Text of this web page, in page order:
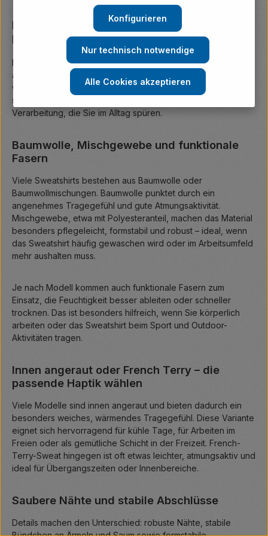
Materialien und Verarbeitung – darauf
kommt es an
Bei Sweatshirts entscheidet die Stoffqualität darüber, wie
angenehm das Kleidungsstück auf der Haut liegt, wie gut es
wärmt und wie lange es formstabil bleibt. James & Nicholson
setzt auf bewährte Materialmischungen und saubere
Verarbeitung, die Sie im Alltag spüren.
Baumwolle, Mischgewebe und funktionale
Fasern
Viele Sweatshirts bestehen aus Baumwolle oder
Baumwollmischungen. Baumwolle punktet durch ein
angenehmes Tragegefühl und gute Atmungsaktivität.
Mischgewebe, etwa mit Polyesteranteil, machen das Material
besonders pflegeleicht, formstabil und robust – ideal, wenn
das Sweatshirt häufig gewaschen wird oder im Arbeitsumfeld
mehr aushalten muss.
Je nach Modell kommen auch funktionale Fasern zum
Einsatz, die Feuchtigkeit besser ableiten oder schneller
trocknen. Das ist besonders hilfreich, wenn Sie körperlich
arbeiten oder das Sweatshirt beim Sport und Outdoor-
Aktivitäten tragen.
Innen angeraut oder French Terry – die
passende Haptik wählen
Viele Modelle sind innen angeraut und bieten dadurch ein
besonders weiches, wärmendes Tragegefühl. Diese Variante
eignet sich hervorragend für kühle Tage, für Arbeiten im
Freien oder als gemütliche Schicht in der Freizeit. French-
Terry-Sweat hingegen ist oft etwas leichter, atmungsaktiv und
ideal für Übergangszeiten oder Innenbereiche.
Saubere Nähte und stabile Abschlüsse
Details machen den Unterschied: robuste Nähte, stabile
Nur technisch notwendige
Konfigurieren
Alle Cookies akzeptieren